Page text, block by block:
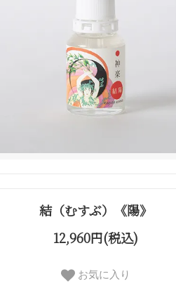
結（むすぶ）《陽》
12,960円(税込)
お気に入り